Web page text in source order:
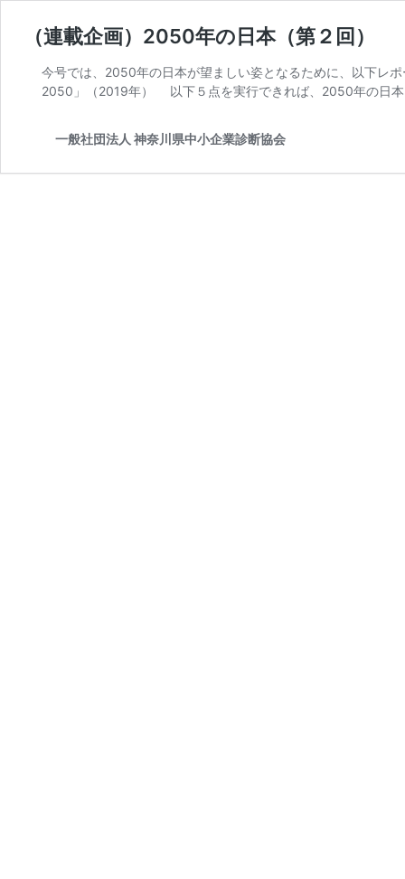
（連載企画）2050年の日本（第２回）
今号では、2050年の日本が望ましい姿となるために、以下レ
2050」（2019年） 以下５点を実行できれば、2050年の日
一般社団法人 神奈川県中小企業診断協会